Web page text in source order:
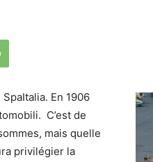
En 1906
C’est de
mais quelle
privilégier la